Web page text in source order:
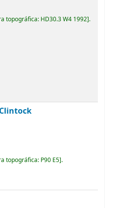
topográfica: HD30.3 W4 1992 .
topográfica: P90 E5 .